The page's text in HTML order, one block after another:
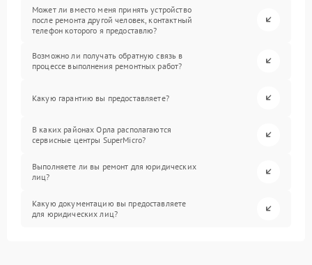
Может ли вместо меня принять устройство
после ремонта другой человек, контактный
телефон которого я предоставлю?
Возможно ли получать обратную связь в
процессе выполнения ремонтных работ?
Какую гарантию вы предоставляете?
В каких районах Орла располагаются
сервисные центры SuperMicro?
Выполняете ли вы ремонт для юридических
лиц?
Какую документацию вы предоставляете
для юридических лиц?